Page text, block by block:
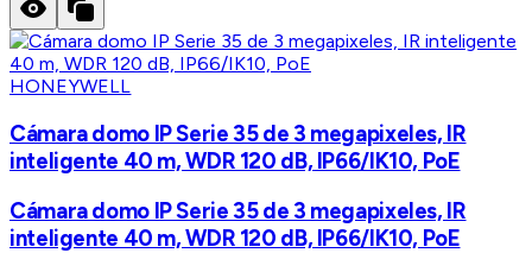
HONEYWELL
Cámara domo IP Serie 35 de 3 megapixeles, IR
inteligente 40 m, WDR 120 dB, IP66/IK10, PoE
Cámara domo IP Serie 35 de 3 megapixeles, IR
inteligente 40 m, WDR 120 dB, IP66/IK10, PoE